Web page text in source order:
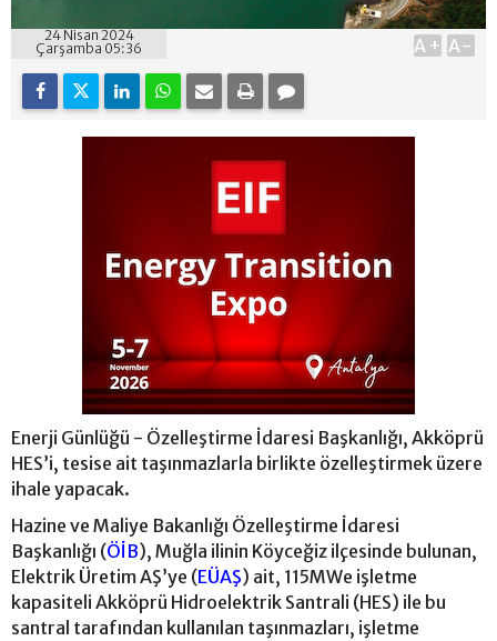
24 Nisan 2024
Çarşamba 05:36
A+ A-
Enerji Günlüğü - Özelleştirme İdaresi Başkanlığı, Akköprü
HES’i, tesise ait taşınmazlarla birlikte özelleştirmek üzere
ihale yapacak.
Hazine ve Maliye Bakanlığı Özelleştirme İdaresi
Başkanlığı (ÖİB), Muğla ilinin Köyceğiz ilçesinde bulunan,
Elektrik Üretim AŞ’ye (EÜAŞ) ait, 115MWe işletme
kapasiteli Akköprü Hidroelektrik Santrali (HES) ile bu
santral tarafından kullanılan taşınmazları, işletme